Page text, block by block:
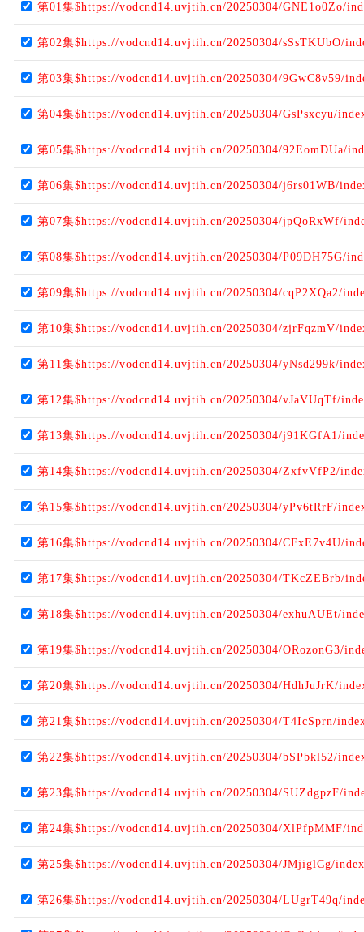
第01集$https://vodcnd14.uvjtih.cn/20250304/GNE1o0Zo/
第02集$https://vodcnd14.uvjtih.cn/20250304/sSsTKUbO/
第03集$https://vodcnd14.uvjtih.cn/20250304/9GwC8v59/
第04集$https://vodcnd14.uvjtih.cn/20250304/GsPsxcyu/
第05集$https://vodcnd14.uvjtih.cn/20250304/92EomDUa/
第06集$https://vodcnd14.uvjtih.cn/20250304/j6rs01WB/
第07集$https://vodcnd14.uvjtih.cn/20250304/jpQoRxWf/
第08集$https://vodcnd14.uvjtih.cn/20250304/P09DH75G/
第09集$https://vodcnd14.uvjtih.cn/20250304/cqP2XQa2/
第10集$https://vodcnd14.uvjtih.cn/20250304/zjrFqzmV/
第11集$https://vodcnd14.uvjtih.cn/20250304/yNsd299k/
第12集$https://vodcnd14.uvjtih.cn/20250304/vJaVUqTf/
第13集$https://vodcnd14.uvjtih.cn/20250304/j91KGfA1/
第14集$https://vodcnd14.uvjtih.cn/20250304/ZxfvVfP2/
第15集$https://vodcnd14.uvjtih.cn/20250304/yPv6tRrF/
第16集$https://vodcnd14.uvjtih.cn/20250304/CFxE7v4U/
第17集$https://vodcnd14.uvjtih.cn/20250304/TKcZEBrb/
第18集$https://vodcnd14.uvjtih.cn/20250304/exhuAUEt/
第19集$https://vodcnd14.uvjtih.cn/20250304/ORozonG3/
第20集$https://vodcnd14.uvjtih.cn/20250304/HdhJuJrK/
第21集$https://vodcnd14.uvjtih.cn/20250304/T4IcSprn/
第22集$https://vodcnd14.uvjtih.cn/20250304/bSPbkl52/
第23集$https://vodcnd14.uvjtih.cn/20250304/SUZdgpzF/
第24集$https://vodcnd14.uvjtih.cn/20250304/XlPfpMMF/
第25集$https://vodcnd14.uvjtih.cn/20250304/JMjiglCg/
第26集$https://vodcnd14.uvjtih.cn/20250304/LUgrT49q/